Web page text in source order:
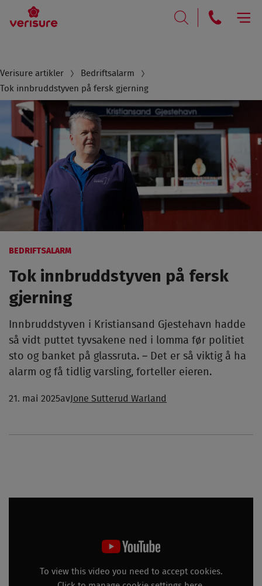
Breadcrumb
Verisure artikler
Bedriftsalarm
Tok innbruddstyven på fersk gjerning
BEDRIFTSALARM
Tok innbruddstyven på fersk
gjerning
Innbruddstyven i Kristiansand Gjestehavn hadde
så vidt puttet tyvsakene ned i lomma før politiet
sto og banket på glassruta. – Det er så viktig å ha
alarm og få tidlig varsling, forteller eieren.
21. mai 2025av Jone Sutterud Warland
To view this video you need to accept cookies.